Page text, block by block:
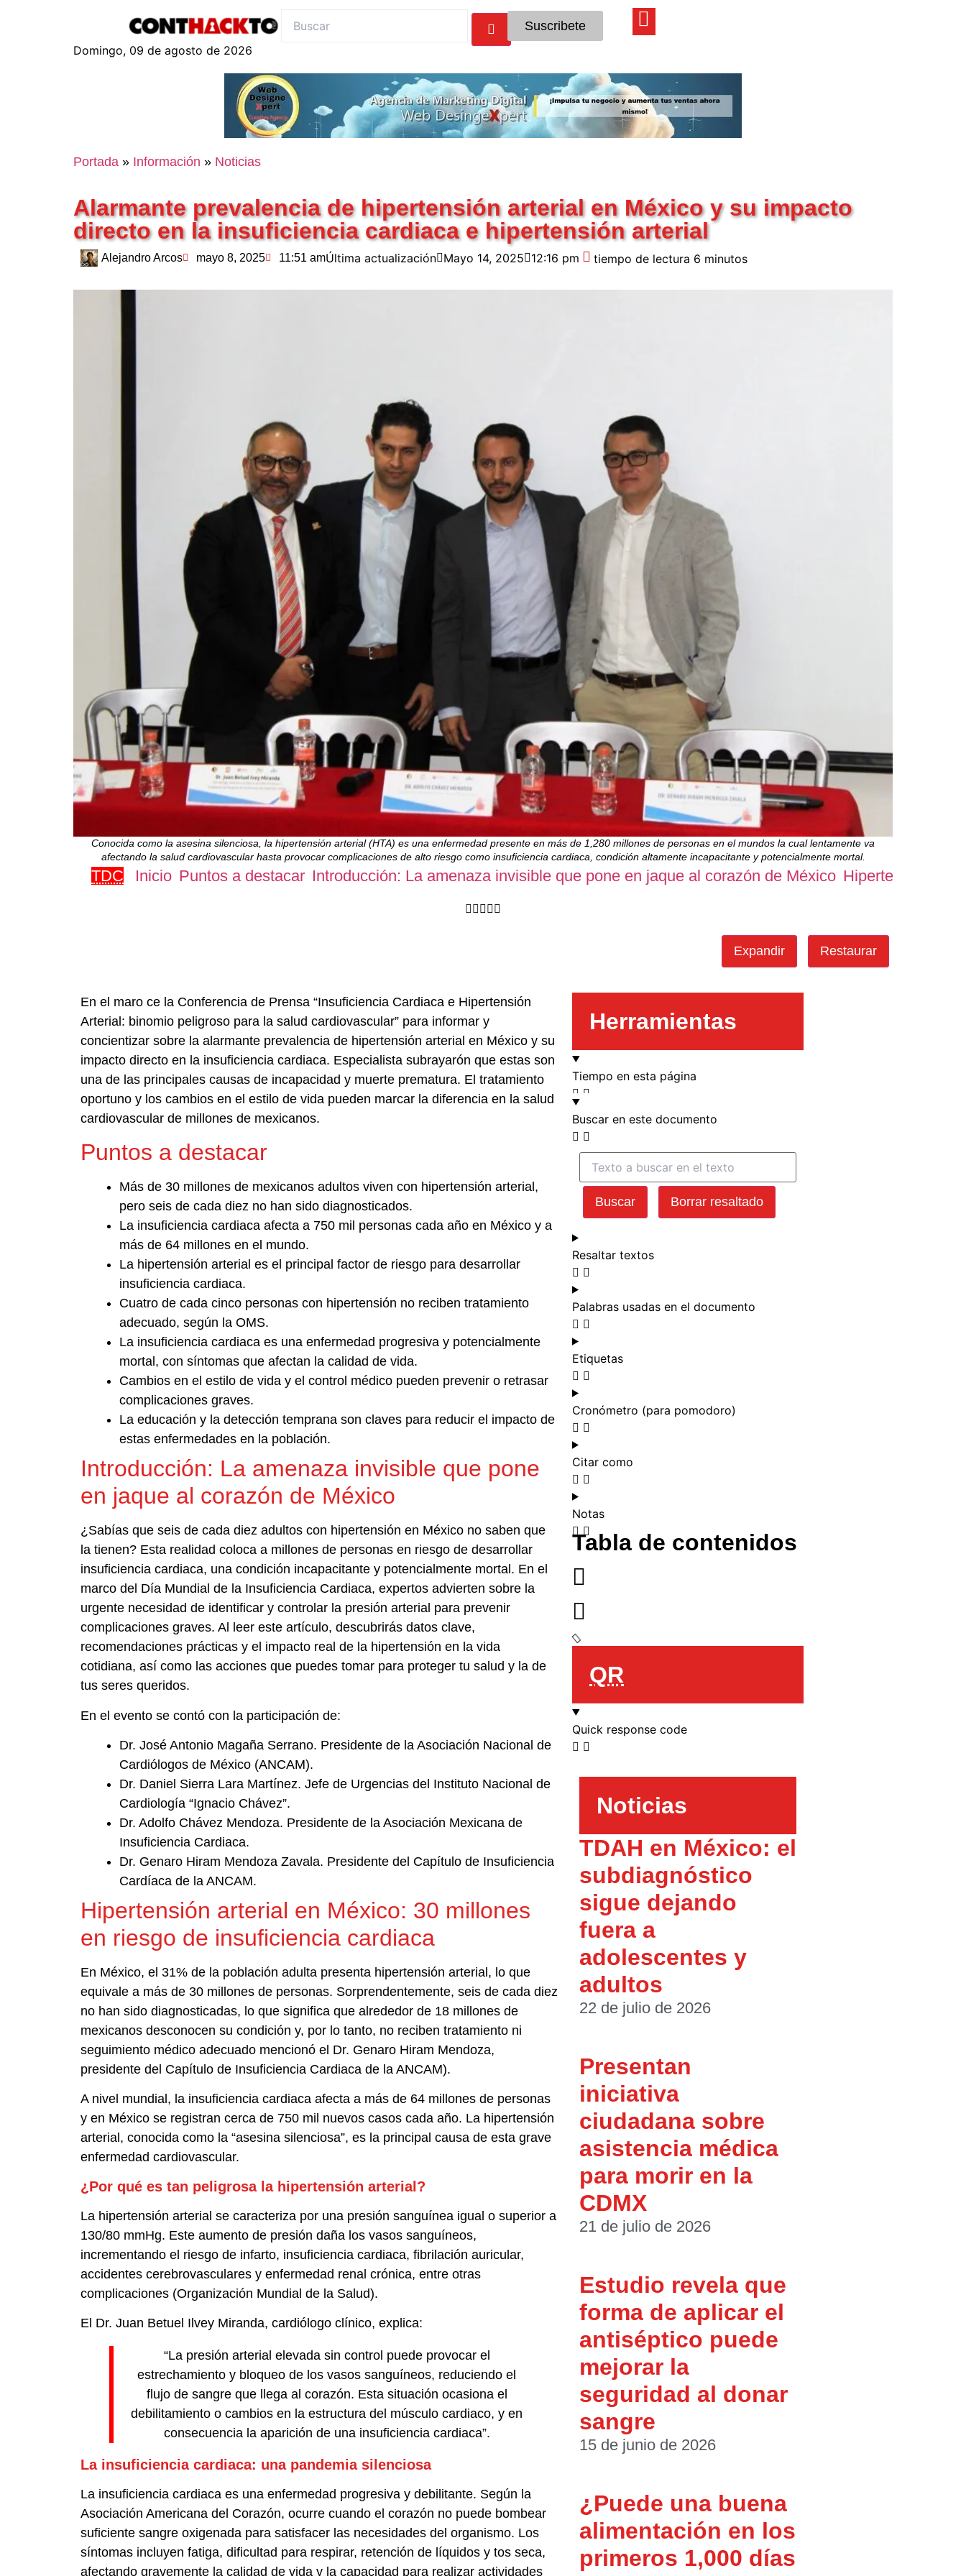
Suscribete
Domingo, 09 de agosto de 2026
Portada » Información » Noticias
Alarmante prevalencia de hipertensión arterial en México y su impacto
directo en la insuficiencia cardiaca e hipertensión arterial
Alejandro Arcos mayo 8, 2025 11:51 amÚltima actualización Mayo 14, 2025 12:16 pm
Conocida como la asesina silenciosa, la hipertensión arterial (HTA) es una enfermedad presente en más de 1,280 millones de personas en el mundos la cual lentamente va
afectando la salud cardiovascular hasta provocar complicaciones de alto riesgo como insuficiencia cardiaca, condición altamente incapacitante y potencialmente mortal.
TDC Inicio Puntos a destacar Introducción: La amenaza invisible que pone en jaque al corazón de México Hipertensión
Expandir Restaurar
En el maro ce la Conferencia de Prensa “Insuficiencia Cardiaca e Hipertensión
Arterial: binomio peligroso para la salud cardiovascular” para informar y
concientizar sobre la alarmante prevalencia de hipertensión arterial en México y su
impacto directo en la insuficiencia cardiaca. Especialista subrayarón que estas son
una de las principales causas de incapacidad y muerte prematura. El tratamiento
oportuno y los cambios en el estilo de vida pueden marcar la diferencia en la salud
cardiovascular de millones de mexicanos.
Puntos a destacar
Más de 30 millones de mexicanos adultos viven con hipertensión arterial,
pero seis de cada diez no han sido diagnosticados.
La insuficiencia cardiaca afecta a 750 mil personas cada año en México y a
más de 64 millones en el mundo.
La hipertensión arterial es el principal factor de riesgo para desarrollar
insuficiencia cardiaca.
Cuatro de cada cinco personas con hipertensión no reciben tratamiento
adecuado, según la OMS.
La insuficiencia cardiaca es una enfermedad progresiva y potencialmente
mortal, con síntomas que afectan la calidad de vida.
Cambios en el estilo de vida y el control médico pueden prevenir o retrasar
complicaciones graves.
La educación y la detección temprana son claves para reducir el impacto de
estas enfermedades en la población.
Introducción: La amenaza invisible que pone
en jaque al corazón de México
¿Sabías que seis de cada diez adultos con hipertensión en México no saben que
la tienen? Esta realidad coloca a millones de personas en riesgo de desarrollar
insuficiencia cardiaca, una condición incapacitante y potencialmente mortal. En el
marco del Día Mundial de la Insuficiencia Cardiaca, expertos advierten sobre la
urgente necesidad de identificar y controlar la presión arterial para prevenir
complicaciones graves. Al leer este artículo, descubrirás datos clave,
recomendaciones prácticas y el impacto real de la hipertensión en la vida
cotidiana, así como las acciones que puedes tomar para proteger tu salud y la de
tus seres queridos.
En el evento se contó con la participación de:
Dr. José Antonio Magaña Serrano. Presidente de la Asociación Nacional de
Cardiólogos de México (ANCAM).
Dr. Daniel Sierra Lara Martínez. Jefe de Urgencias del Instituto Nacional de
Cardiología “Ignacio Chávez”.
Dr. Adolfo Chávez Mendoza. Presidente de la Asociación Mexicana de
Insuficiencia Cardiaca.
Dr. Genaro Hiram Mendoza Zavala. Presidente del Capítulo de Insuficiencia
Cardíaca de la ANCAM.
Hipertensión arterial en México: 30 millones
en riesgo de insuficiencia cardiaca
En México, el 31% de la población adulta presenta hipertensión arterial, lo que
equivale a más de 30 millones de personas. Sorprendentemente, seis de cada diez
no han sido diagnosticadas, lo que significa que alrededor de 18 millones de
mexicanos desconocen su condición y, por lo tanto, no reciben tratamiento ni
seguimiento médico adecuado mencionó el Dr. Genaro Hiram Mendoza,
presidente del Capítulo de Insuficiencia Cardiaca de la ANCAM).
A nivel mundial, la insuficiencia cardiaca afecta a más de 64 millones de personas
y en México se registran cerca de 750 mil nuevos casos cada año. La hipertensión
arterial, conocida como la “asesina silenciosa”, es la principal causa de esta grave
enfermedad cardiovascular.
¿Por qué es tan peligrosa la hipertensión arterial?
La hipertensión arterial se caracteriza por una presión sanguínea igual o superior a
130/80 mmHg. Este aumento de presión daña los vasos sanguíneos,
incrementando el riesgo de infarto, insuficiencia cardiaca, fibrilación auricular,
accidentes cerebrovasculares y enfermedad renal crónica, entre otras
complicaciones (Organización Mundial de la Salud).
El Dr. Juan Betuel Ilvey Miranda, cardiólogo clínico, explica:
“La presión arterial elevada sin control puede provocar el
estrechamiento y bloqueo de los vasos sanguíneos, reduciendo el
flujo de sangre que llega al corazón. Esta situación ocasiona el
debilitamiento o cambios en la estructura del músculo cardiaco, y en
consecuencia la aparición de una insuficiencia cardiaca”.
La insuficiencia cardiaca: una pandemia silenciosa
La insuficiencia cardiaca es una enfermedad progresiva y debilitante. Según la
Asociación Americana del Corazón, ocurre cuando el corazón no puede bombear
suficiente sangre oxigenada para satisfacer las necesidades del organismo. Los
síntomas incluyen fatiga, dificultad para respirar, retención de líquidos y tos seca,
afectando gravemente la calidad de vida y la capacidad para realizar actividades
Herramientas
Tiempo en esta página
Buscar en este documento
Buscar Borrar resaltado
Resaltar textos
Palabras usadas en el documento
Etiquetas
Cronómetro (para pomodoro)
Citar como
Notas
Tabla de contenidos
QR
Quick response code
Noticias
TDAH en México: el
subdiagnóstico
sigue dejando
fuera a
adolescentes y
adultos
22 de julio de 2026
Presentan
iniciativa
ciudadana sobre
asistencia médica
para morir en la
CDMX
21 de julio de 2026
Estudio revela que
forma de aplicar el
antiséptico puede
mejorar la
seguridad al donar
sangre
15 de junio de 2026
¿Puede una buena
alimentación en los
primeros 1,000 días